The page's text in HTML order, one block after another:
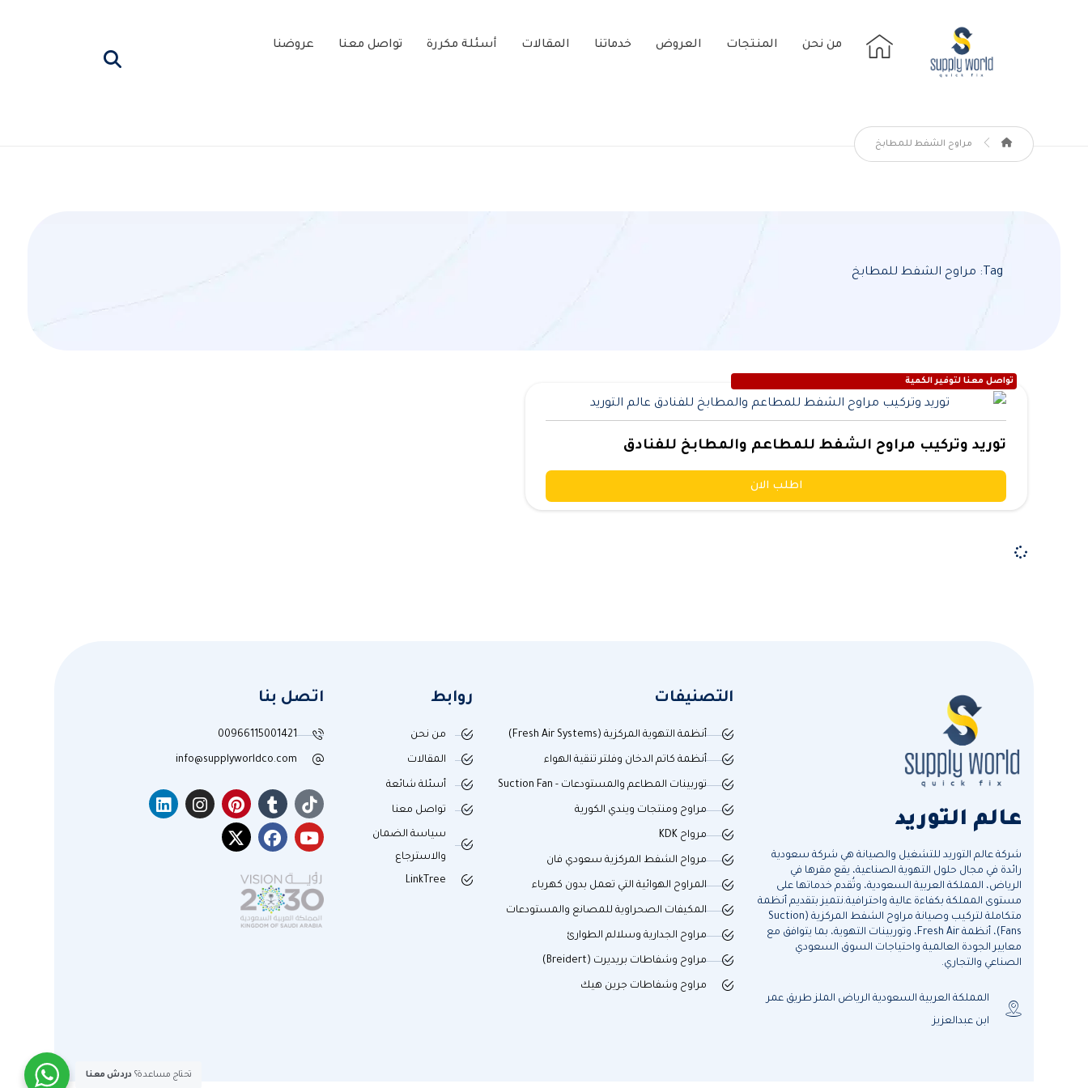
من نحن المنتجات العروض خدماتنا المقالات أسئلة مكررة تواصل معنا عروضنا
مراوح الشفط للمطابخ
Tag: مراوح الشفط للمطابخ
تواصل معنا لتوفير الكمية
توريد وتركيب مراوح الشفط للمطاعم والمطابخ للفنادق
اطلب الان
عالم التوريد
شركة عالم التوريد للتشغيل والصيانة هي شركة سعودية
رائدة في مجال حلول التهوية الصناعية، يقع مقرها في
الرياض، المملكة العربية السعودية، وتُقدم خدماتها على
مستوى المملكة بكفاءة عالية واحترافية.نتميز بتقديم أنظمة
متكاملة لتركيب وصيانة مراوح الشفط المركزية (Suction
Fans)، أنظمة Fresh Air، وتوربينات التهوية، بما يتوافق مع
معايير الجودة العالمية واحتياجات السوق السعودي
الصناعي والتجاري.
المملكة العربية السعودية الرياض الملز طريق عمر
ابن عبدالعزيز
التصنيفات
أنظمة التهوية المركزية (Fresh Air Systems)
أنظمة كاتم الدخان وفلتر تنقية الهواء
توربينات المطاعم والمستودعات - Suction Fan
مراوح ومنتجات ويندي الكورية
مرواح KDK
مرواح الشفط المركزية سعودي فان
المراوح الهوائية التي تعمل بدون كهرباء
المكيفات الصحراوية للمصانع والمستودعات
مراوح الجدارية وسلالم الطوارئ
مراوح وشفاطات بريديرت (Breidert)
مراوح وشفاطات جرين هيك
روابط
من نحن
المقالات
أسئلة شائعة
تواصل معنا
سياسة الضمان
والاسترجاع
LinkTree
اتصل بنا
00966115001421
info@supplyworldco.com
تحتاج مساعدة؟ دردش معنا